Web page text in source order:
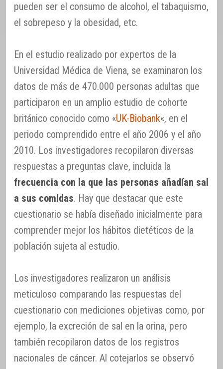
pueden ser el consumo de alcohol, el tabaquismo,
el sobrepeso y la obesidad, etc.
En el estudio realizado por expertos de la
Universidad Médica de Viena, se examinaron los
datos de más de 470.000 personas adultas que
participaron en un amplio estudio de cohorte
británico conocido como «UK-Biobank«, en el
periodo comprendido entre el año 2006 y el año
2010. Los investigadores recopilaron diversas
respuestas a preguntas clave, incluida la
frecuencia con la que las personas añadían sal
a sus comidas. Hay que destacar que este
cuestionario se había diseñado inicialmente para
comprender mejor los hábitos dietéticos de la
población sujeta al estudio.
Los investigadores realizaron un análisis
meticuloso comparando las respuestas del
cuestionario con mediciones objetivas como, por
ejemplo, la excreción de sal en la orina, pero
también recopilaron datos de los registros
nacionales de cáncer. Al cotejarlos se observó